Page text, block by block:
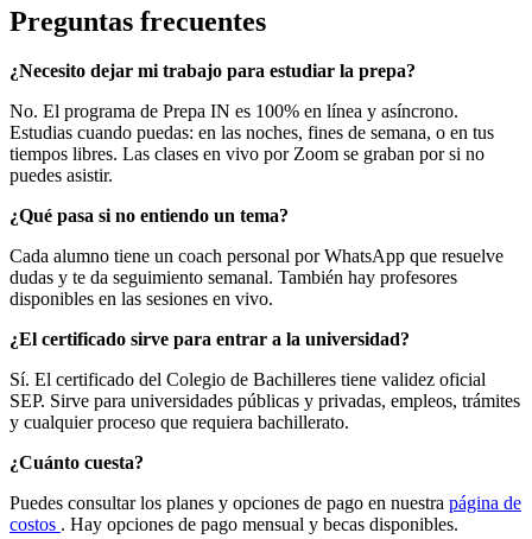
Preguntas frecuentes
¿Necesito dejar mi trabajo para estudiar la prepa?
No. El programa de Prepa IN es 100% en línea y asíncrono.
Estudias cuando puedas: en las noches, fines de semana, o en tus
tiempos libres. Las clases en vivo por Zoom se graban por si no
puedes asistir.
¿Qué pasa si no entiendo un tema?
Cada alumno tiene un coach personal por WhatsApp que resuelve
dudas y te da seguimiento semanal. También hay profesores
disponibles en las sesiones en vivo.
¿El certificado sirve para entrar a la universidad?
Sí. El certificado del Colegio de Bachilleres tiene validez oficial
SEP. Sirve para universidades públicas y privadas, empleos, trámites
y cualquier proceso que requiera bachillerato.
¿Cuánto cuesta?
Puedes consultar los planes y opciones de pago en nuestra página de
costos . Hay opciones de pago mensual y becas disponibles.